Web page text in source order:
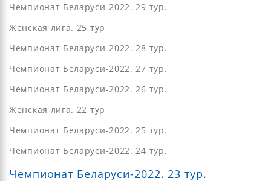
Чемпионат Беларуси-2022. 29 тур.
Женская лига. 25 тур
Чемпионат Беларуси-2022. 28 тур.
Чемпионат Беларуси-2022. 27 тур.
Чемпионат Беларуси-2022. 26 тур.
Женская лига. 22 тур
Чемпионат Беларуси-2022. 25 тур.
Чемпионат Беларуси-2022. 24 тур.
Чемпионат Беларуси-2022. 23 тур.